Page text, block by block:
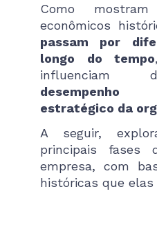
Como
econômicos
passam por
longo do tempo
influenciam
estratégico da
A seguir,
principais
empresa, com
históricas que